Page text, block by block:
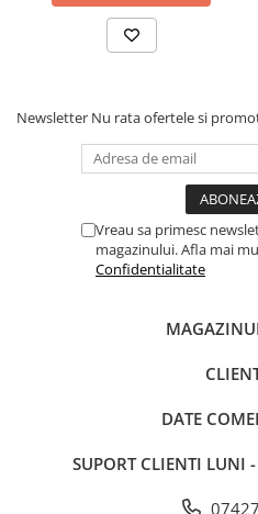
Newsletter Nu rata ofertele si
Vreau sa primesc
magazinului. Afla mai
Confidentialitate
DATE
SUPORT CLIENTI LUNI